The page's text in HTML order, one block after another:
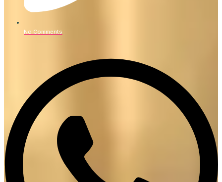
No Comments